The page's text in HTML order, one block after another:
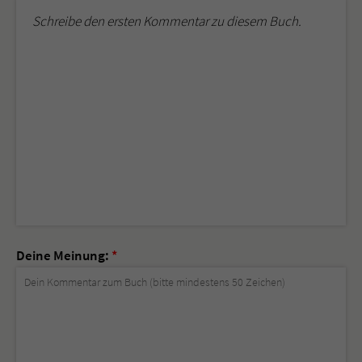
Schreibe den ersten Kommentar zu diesem Buch.
Deine Meinung: *